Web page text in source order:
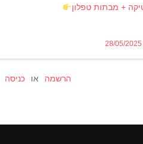
+ מבתות טפלון
28/05/2025
הרשמה או כניסה